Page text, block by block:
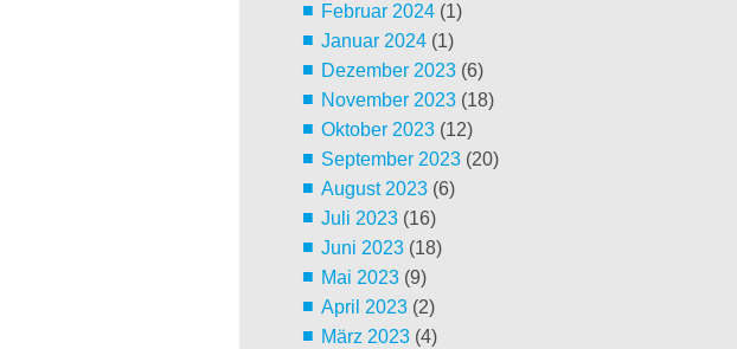
Februar 2024(1)
Januar 2024(1)
Dezember 2023(6)
November 2023(18)
Oktober 2023(12)
September 2023(20)
August 2023(6)
Juli 2023(16)
Juni 2023(18)
Mai 2023(9)
April 2023(2)
März 2023(4)